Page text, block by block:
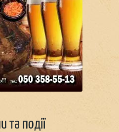
та події